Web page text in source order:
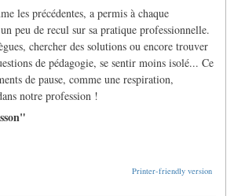
les précédentes, a permis à chaque
peu de recul sur sa pratique professionnelle.
chercher des solutions ou encore trouver
de pédagogie, se sentir moins isolé... Ce
de pause, comme une respiration,
notre profession !
Printer-friendly version